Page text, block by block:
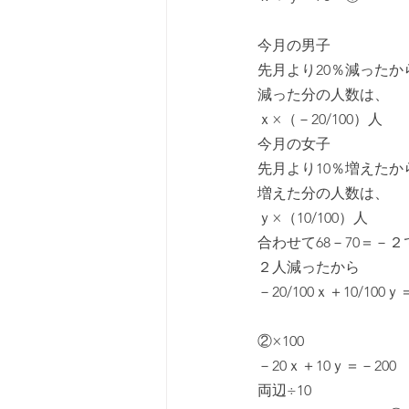
今月の男子
先月より20％減ったか
減った分の人数は、
ｘ×（－20/100）人
今月の女子
先月より10％増えたか
増えた分の人数は、
ｙ×（10/100）人
合わせて68－70＝－２
２人減ったから
－20/100ｘ＋10/100
②×100
－20ｘ＋10ｙ＝－200
両辺÷10